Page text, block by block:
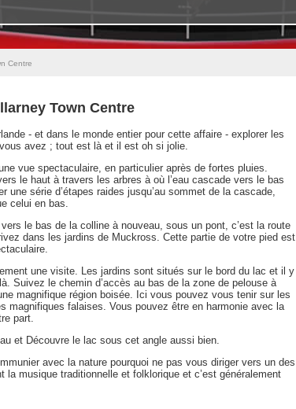
Centre
Town Centre
- et dans le monde entier pour cette affaire - explorer les
avez ; tout est là et il est oh si jolie.
vue spectaculaire, en particulier après de fortes pluies.
le haut à travers les arbres à où l’eau cascade vers le bas
une série d’étapes raides jusqu’au sommet de la cascade,
celui en bas.
le bas de la colline à nouveau, sous un pont, c’est la route
dans les jardins de Muckross. Cette partie de votre pied est
une visite. Les jardins sont situés sur le bord du lac et il y
Suivez le chemin d’accès au bas de la zone de pelouse à
magnifique région boisée. Ici vous pouvez vous tenir sur les
magnifiques falaises. Vous pouvez être en harmonie avec la
part.
et Découvre le lac sous cet angle aussi bien.
avec la nature pourquoi ne pas vous diriger vers un des
musique traditionnelle et folklorique et c’est généralement